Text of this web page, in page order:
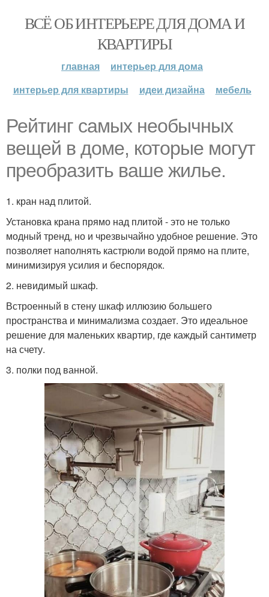
ВСЁ ОБ ИНТЕРЬЕРЕ ДЛЯ ДОМА И
КВАРТИРЫ
главная
интерьер для дома
интерьер для квартиры
идеи дизайна мебель
Рейтинг самых необычных
вещей в доме, которые могут
преобразить ваше жилье.
1. кран над плитой.
Установка крана прямо над плитой - это не только
модный тренд, но и чрезвычайно удобное решение. Это
позволяет наполнять кастрюли водой прямо на плите,
минимизируя усилия и беспорядок.
2. невидимый шкаф.
Встроенный в стену шкаф иллюзию большего
пространства и минимализма создает. Это идеальное
решение для маленьких квартир, где каждый сантиметр
на счету.
3. полки под ванной.